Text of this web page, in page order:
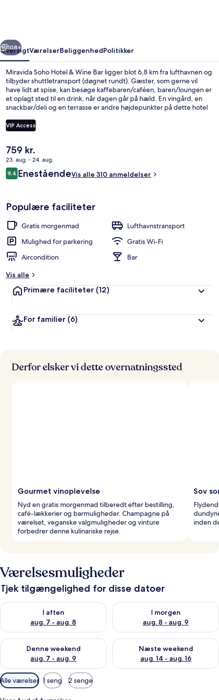
Næste
108+
OversigtVærelserBeliggenhedPolitikker
Miravida Soho Hotel & Wine Bar ligger blot 6,8 km fra lufthavnen og
tilbyder shuttletransport (døgnet rundt). Gæster, som gerne vil
have lidt at spise, kan besøge kaffebaren/caféen, baren/loungen er
et oplagt sted til en drink, når dagen går på hæld. En vingård, en
snackbar/deli og en terrasse er andre højdepunkter på dette hotel
personale. Offentlig transport ligger kun en kort gåtur væk: Plaza
Italia Station ligger 9 minutter væk og Palermo Subwaystation ligger
VIP Access
Den
nuværende
pris
er
759 kr.
23. aug. - 24. aug.
Anmeldelser
9,49,4 ud af 10.
EneståendeVis alle 310 anmeldelser
Populære faciliteter
Gratis morgenmad
Lufthavnstransport
Mulighed for parkering
Gratis Wi-Fi
Aircondition
Bar
Vis alle
Primære faciliteter (12)
For familier (6)
Derfor elsker vi dette overnatningssted
Gourmet vinoplevelse
Nyd en gratis morgenmad tilberedt efter bestilling,
café-lækkerier og barmuligheder. Champagne på
værelset, veganske valgmuligheder og vinture
forbedrer denne kulinariske rejse.
Sov
inden
Værelsesmuligheder
Tjek tilgængelighed for disse datoer
I aften
aug. 7 - aug. 8
Tjek tilgængelighed for i aften aug. 7 - aug. 8
I morgen
aug. 8 - aug. 9
Tjek tilgængelighed for i
Denne weekend
aug. 7 - aug. 9
Tjek tilgængelighed for denne weekend aug. 7 - aug. 9
Næste weekend
aug. 14 - aug. 16
Tjek tilgængelighed for næste
Tilgængelige
filtre
for
Alle værelser 1 seng 2 senge